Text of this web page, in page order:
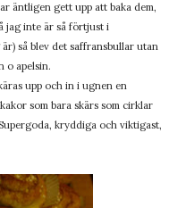
äntligen gett upp att baka dem,
jag inte är så förtjust i
så blev det saffransbullar utan
o apelsin.
upp och in i ugnen en
som bara skärs som cirklar
kryddiga och viktigast,